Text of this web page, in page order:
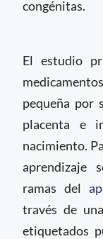
congénitas.
El estudio
pequeña por
placenta e
nacimiento.
aprendizaje
ramas del
través de
etiquetados